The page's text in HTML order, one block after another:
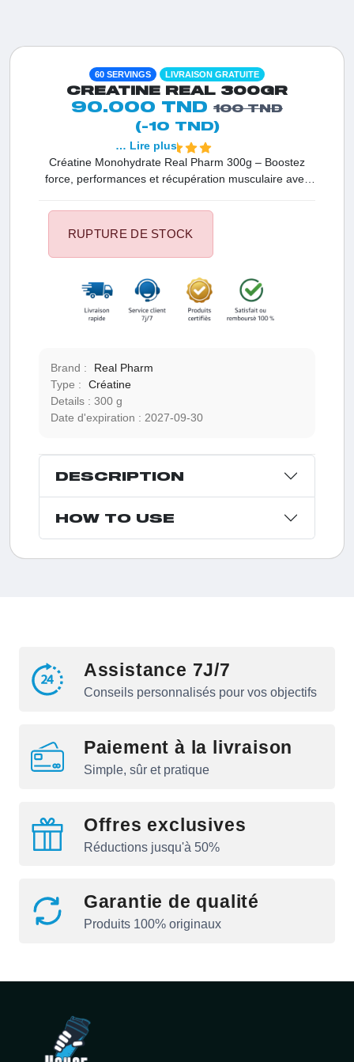
60 SERVINGS LIVRAISON GRATUITE
CREATINE REAL 300GR
90.000 TND 100 TND
(-10 TND)
Créatine Monohydrate Real Pharm 300g – Boostez
force, performances et récupération musculaire avec
… Lire plus
RUPTURE DE STOCK
Brand :
Real Pharm
Type :
Créatine
Details :
300 g
Date d'expiration : 2027-09-30
DESCRIPTION
HOW TO USE
Assistance 7J/7
Conseils personnalisés pour vos objectifs
Paiement à la livraison
Simple, sûr et pratique
Offres exclusives
Réductions jusqu'à 50%
Garantie de qualité
Produits 100% originaux